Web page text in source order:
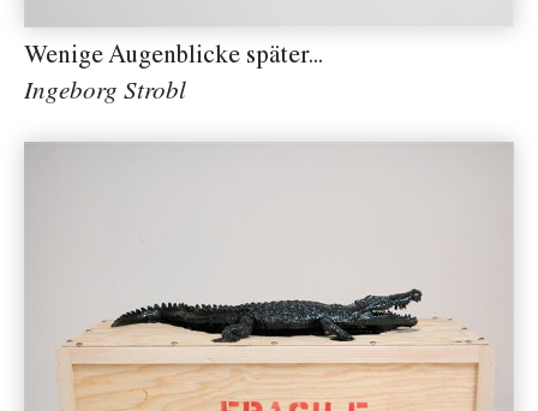
Wenige Augenblicke später...
Ingeborg Strobl